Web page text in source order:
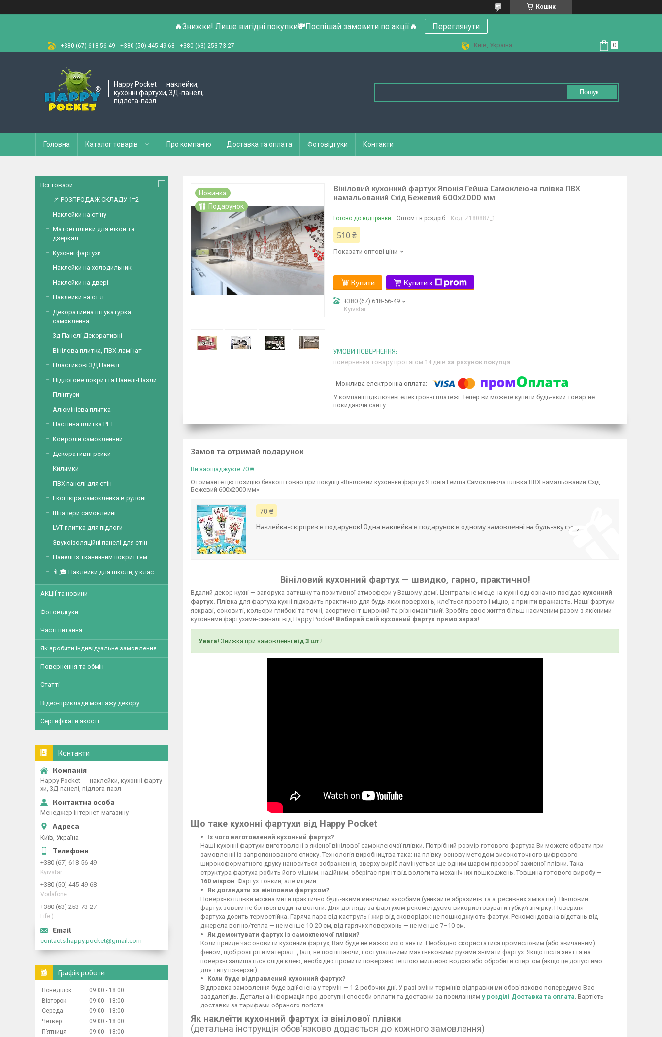
Кошик
🔥Знижки! Лише вигідні покупки💸Поспішай замовити по акції🔥 Переглянути
+380 (67) 618-56-49 +380 (50) 445-49-68 +380 (63) 253-73-27 Київ, Україна
Happy Pocket ― наклейки,
кухонні фартухи, 3Д-панелі,
підлога-пазл
Пошук...
Головна Каталог товарів Про компанію Доставка та оплата Фотовідгуки Контакти
Подарунок
Новинка
Вініловий кухонний фартух Японія Гейша Самоклеюча плівка ПВХ
намальований Схід Бежевий 600х2000 мм
Готово до відправки Оптом і в роздріб Код: Z180887_1
510 ₴
Показати оптові ціни
Купити Купити з
+380 (67) 618-56-49
Kyivstar
повернення товару протягом 14 днів за рахунок покупця
У компанії підключені електронні платежі. Тепер ви можете купити будь-який товар не
покидаючи сайту.
Замов та отримай подарунок
Ви заощаджуєте 70 ₴
Отримайте цю позицію безкоштовно при покупці «Вініловий кухонний фартух Японія Гейша Самоклеюча плівка ПВХ намальований Схід
Бежевий 600х2000 мм»
70 ₴
Наклейка-сюрприз в подарунок! Одна наклейка в подарунок в одному замовленні на будь-яку суму
Вініловий кухонний фартух — швидко, гарно, практично!
Вдалий декор кухні — запорука затишку та позитивної атмосфери у Вашому домі. Центральне місце на кухні однозначно посідає кухонний
фартух. Плівка для фартуха кухні підходить практично для будь-яких поверхонь, клеїться просто і міцно, а принти вражають. Наші фартухи
яскраві, соковиті, кольори глибокі та точні, асортимент широкий та різноманітний! Зробіть своє життя більш насиченим разом з якісними
кухонними фартухами-скиналі від Happy Pocket! Вибирай свій кухонний фартух прямо зараз!
Увага! Знижка при замовленні від 3 шт.!
Що таке кухонні фартухи від Happy Pocket
Із чого виготовлений кухонний фартух?
Наші кухонні фартухи виготовлені з якісної вінілової самоклеючої плівки. Потрібний розмір готового фартуха Ви можете обрати при
замовленні із запропонованого списку. Технологія виробництва така: на плівку-основу методом високоточного цифрового
широкоформатного друку наноситься зображення, зверху виріб ламінується ще одним шаром прозорої захисної плівки. Така
структура фартуха робить його міцним, надійним, оберігає принт від вологи та механічних пошкоджень. Товщина готового виробу —
160 мікрон . Фартух тонкий, але міцний.
Як доглядати за вініловим фартухом?
Поверхню плівки можна мити практично будь-якими миючими засобами (уникайте абразивів та агресивних хімікатів). Вініловий
фартух зовсім не боїться води та вологи. Для догляду за фартухом рекомендуємо використовувати губку/ганчірку. Поверхня
фартуха досить термостійка. Гаряча пара від каструль і жир від сковорідок не пошкоджують фартух. Рекомендована відстань від
джерела вогню/тепла — не менше 10-20 см, від гарячих поверхонь — не менше 7–10 см.
Як демонтувати фартух із самоклеючої плівки?
Коли прийде час оновити кухонний фартух, Вам буде не важко його зняти. Необхідно скористатися промисловим (або звичайним)
феном, щоб розігріти матеріал. Далі, не поспішаючи, поступальними маятниковими рухами знімати фартух. Якщо після зняття на
поверхні залишаться сліди клею, необхідно промити поверхню теплою мильною водою або обробити спиртом (якщо це допустимо
для типу поверхні).
Коли буде відправлений кухонний фартух?
Відправка замовлення буде здійснена у термін — 1-2 робочих дні. У разі зміни термінів відправки ми обов'язково попередимо Вас
заздалегідь. Детальна інформація про доступні способи оплати та доставки за посиланням у розділі Доставка та оплата . Вартість
доставки за тарифами обраного логіста.
Як наклеїти кухонний фартух із вінілової плівки
(детальна інструкція обов'язково додається до кожного замовлення)
Всі товари
📌 РОЗПРОДАЖ СКЛАДУ 1=2
Наклейки на стіну
Матові плівки для вікон та
дзеркал
Кухонні фартухи
Наклейки на холодильник
Наклейки на двері
Наклейки на стіл
Декоративна штукатурка
самоклейна
3д Панелі Декоративні
Вінілова плитка, ПВХ-ламінат
Пластикові 3Д Панелі
Підлогове покриття Панелі-Пазли
Плінтуси
Алюмінієва плитка
Настінна плитка PET
Ковролін самоклейний
Декоративні рейки
Килимки
ПВХ панелі для стін
Екошкіра самоклейка в рулоні
Шпалери самоклейні
LVT плитка для підлоги
Звукоізоляційні панелі для стін
Панелі із тканинним покриттям
👨🎓 Наклейки для школи, у клас
АКЦІЇ та новини
Фотовідгуки
Часті питання
Як зробити індивідуальне замовлення
Повернення та обмін
Статті
Відео-приклади монтажу декору
Сертифікати якості
Контакти
Happy Pocket ― наклейки, кухонні фарту
хи, 3Д-панелі, підлога-пазл
Менеджер інтернет-магазину
Київ, Україна
+380 (67) 618-56-49
Kyivstar
+380 (50) 445-49-68
Vodafone
+380 (63) 253-73-27
Life:)
contacts.happy.pocket@gmail.com
Графік роботи
Понеділок 09:00
18:00
Вівторок
09:00
18:00
Середа
09:00
18:00
Четвер
09:00
18:00
Пʼятниця
09:00
18:00